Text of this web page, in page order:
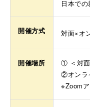
日本で
開催方式 対面×オ
開催場所
① ＜対面
②オンラ
※Zoom